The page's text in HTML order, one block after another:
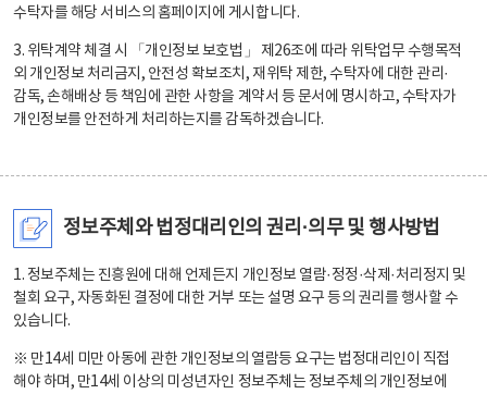
수탁자를 해당 서비스의 홈페이지에 게시합니다.
3. 위탁계약 체결 시 「개인정보 보호법」 제26조에 따라 위탁업무 수행목적
외 개인정보 처리금지, 안전성 확보조치, 재위탁 제한, 수탁자에 대한 관리·
감독, 손해배상 등 책임에 관한 사항을 계약서 등 문서에 명시하고, 수탁자가
개인정보를 안전하게 처리하는지를 감독하겠습니다.
정보주체와 법정대리인의 권리·의무 및 행사방법
1. 정보주체는 진흥원에 대해 언제든지 개인정보 열람·정정·삭제·처리정지 및
철회 요구, 자동화된 결정에 대한 거부 또는 설명 요구 등의 권리를 행사할 수
있습니다.
※ 만14세 미만 아동에 관한 개인정보의 열람등 요구는 법정대리인이 직접
해야 하며, 만14세 이상의 미성년자인 정보주체는 정보주체의 개인정보에